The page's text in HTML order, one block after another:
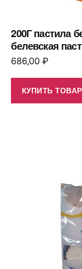
200Г пастила
белевская
686,00 ₽
КУПИТЬ ТОВАР